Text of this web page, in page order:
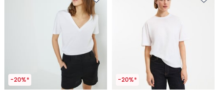
-20%* -20%*